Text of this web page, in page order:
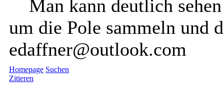
Man kann deutlich
um die Pole sammeln und
edaffner@outlook.com
Homepage Suchen
Zitieren